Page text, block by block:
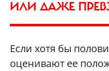
ИЛИ ДАЖЕ
Если хотя бы
оценивают ее